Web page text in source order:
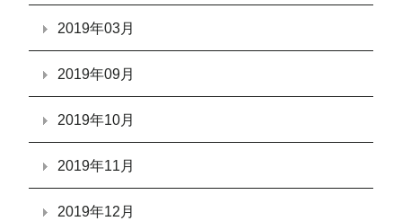
2019年03月
2019年09月
2019年10月
2019年11月
2019年12月